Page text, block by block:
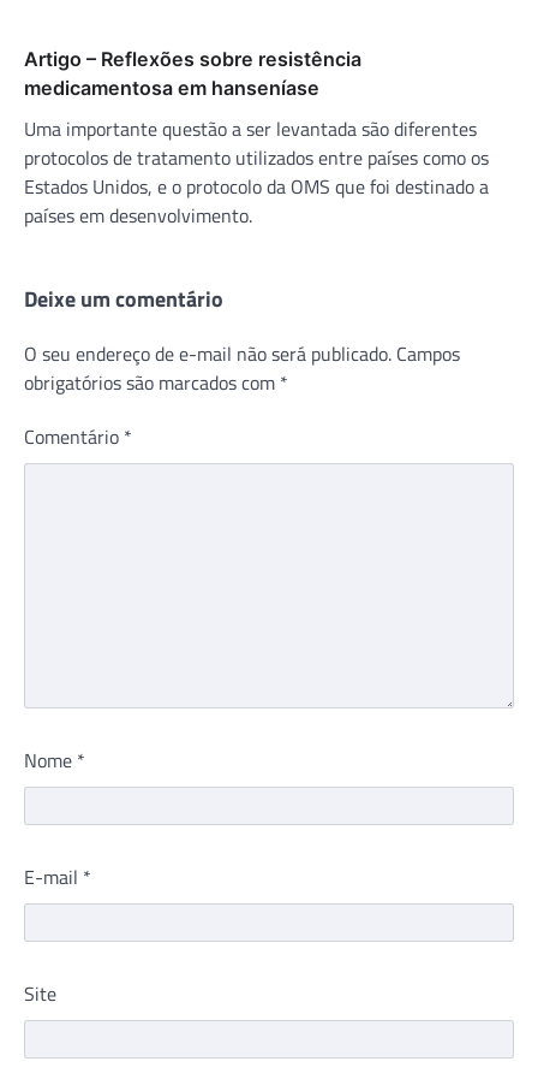
Artigo – Reflexões sobre resistência
medicamentosa em hanseníase
Uma importante questão a ser levantada são diferentes
protocolos de tratamento utilizados entre países como os
Estados Unidos, e o protocolo da OMS que foi destinado a
países em desenvolvimento.
Deixe um comentário
O seu endereço de e-mail não será publicado. Campos
obrigatórios são marcados com *
Comentário *
Nome *
E-mail *
Site